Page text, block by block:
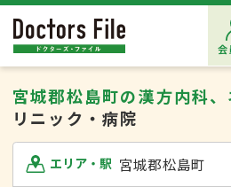
会
宮城郡松島町の漢方内科
リニック・病院
エリア・駅 宮城郡松島町